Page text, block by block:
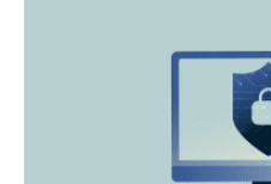
Günümüzde siber
Siber güvenliği